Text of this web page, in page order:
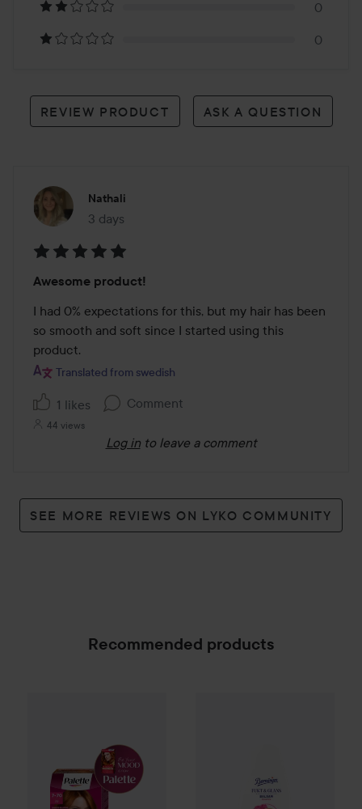
review
0
0
REVIEW PRODUCT ASK A QUESTION
Nathali
3 days
The post was made 3 days
5
out
of
5
Awesome product!
I had 0% expectations for this, but my hair has been
so smooth and soft since I started using this
product.
Translated from swedish
1 likes Comment
44 views
Log in to leave a comment
SEE MORE REVIEWS ON LYKO COMMUNITY
Recommended products